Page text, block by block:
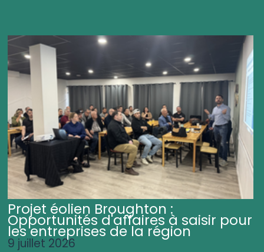
Projet éolien Broughton :
Opportunités d'affaires à saisir pour
les entreprises de la région
9 juillet 2026